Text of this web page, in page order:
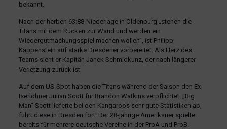
bekannt.
Nach der herben 63:88-Niederlage in Oldenburg „stehen die
Titans mit dem Rücken zur Wand und werden ein
Wiedergutmachungsspiel machen wollen”, ist Philipp
Kappenstein auf starke Dresdener vorbereitet. Als Herz des
Teams sieht er Kapitän Janek Schmidkunz, der nach längerer
Verletzung zurück ist.
Auf dem US-Spot haben die Titans während der Saison den Ex-
Iserlohner Julian Scott für Brandon Watkins verpflichtet. „Big
Man” Scott lieferte bei den Kangaroos sehr gute Statistiken ab,
führt diese in Dresden fort. Der 28-jährige Amerikaner spielte
bereits für mehrere deutsche Vereine in der ProA und ProB.